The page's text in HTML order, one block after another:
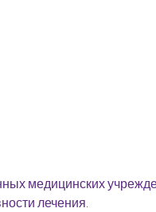
лечения.